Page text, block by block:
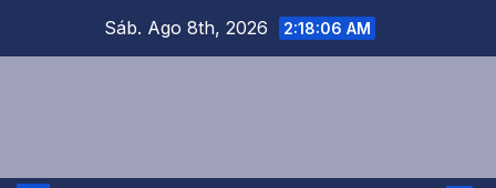
Sáb. Ago 8th, 2026 2:18:06 AM